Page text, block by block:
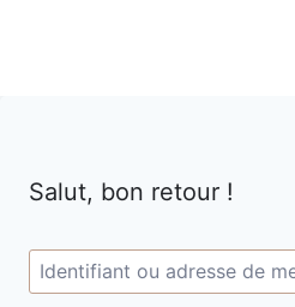
Salut, bon retour !